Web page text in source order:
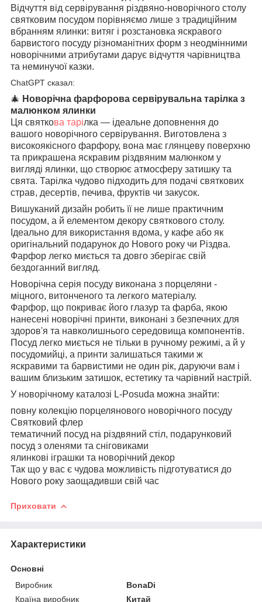
Відчуття від сервірування різдвяно-новорічного столу
святковим посудом порівняємо лише з традиційним
вбранням ялинки: витяг і розстановка яскравого
барвистого посуду різноманітних форм з неодмінними
новорічними атрибутами дарує відчуття чарівництва
та неминучої казки.
ChatGPT сказал:
🎄 Новорічна фарфорова сервірувальна тарілка з
малюнком ялинки
Ця святкова тарілка — ідеальне доповнення до
вашого новорічного сервірування. Виготовлена з
високоякісного фарфору, вона має глянцеву поверхню
та прикрашена яскравим різдвяним малюнком у
вигляді ялинки, що створює атмосферу затишку та
свята. Тарілка чудово підходить для подачі святкових
страв, десертів, печива, фруктів чи закусок.
Вишуканий дизайн робить її не лише практичним
посудом, а й елементом декору святкового столу.
Ідеально для використання вдома, у кафе або як
оригінальний подарунок до Нового року чи Різдва.
Фарфор легко миється та довго зберігає свій
бездоганний вигляд.
Новорічна серія посуду виконана з порцеляни -
міцного, витонченого та легкого матеріалу.
Фарфор, що покриває його глазур та фарба, якою
нанесені новорічні принти, виконані з безпечних для
здоров'я та навколишнього середовища компонентів.
Посуд легко миється не тільки в ручному режимі, а й у
посудомийці, а принти залишаться такими ж
яскравими та барвистими не один рік, даруючи вам і
вашим близьким затишок, естетику та чарівний настрій.
У новорічному каталозі L-Posuda можна знайти:
повну колекцію порцелянового новорічного посуду
Святковий флер
тематичний посуд на різдвяний стіл, подарунковий
посуд з оленями та сніговиками
ялинкові іграшки та новорічний декор
Так що у вас є чудова можливість підготуватися до
Нового року заощадивши свій час
Приховати
Характеристики
Основні
Виробник
BonaDi
Країна виробник
Китай